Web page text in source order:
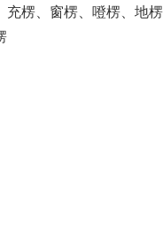
楞、窗楞、噔楞、地